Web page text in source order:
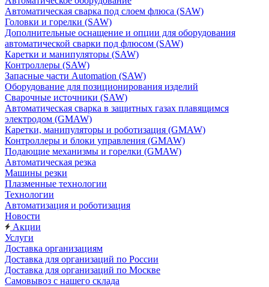
Автоматическая сварка под слоем флюса (SAW)
Головки и горелки (SAW)
Дополнительные оснащение и опции для оборудования
автоматической сварки под флюсом (SAW)
Каретки и манипуляторы (SAW)
Контроллеры (SAW)
Запасные части Automation (SAW)
Оборудование для позиционирования изделий
Сварочные источники (SAW)
Автоматическая сварка в защитных газах плавящимся
электродом (GMAW)
Каретки, манипуляторы и роботизация (GMAW)
Контроллеры и блоки управления (GMAW)
Подающие механизмы и горелки (GMAW)
Автоматическая резка
Машины резки
Плазменные технологии
Технологии
Автоматизация и роботизация
Новости
Акции
Услуги
Доставка организациям
Доставка для организаций по России
Доставка для организаций по Москве
Самовывоз с нашего склада